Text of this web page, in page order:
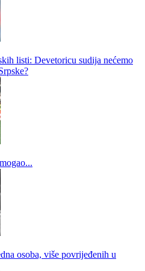
listi: Devetoricu sudija nećemo
osoba, više povrijeđenih u